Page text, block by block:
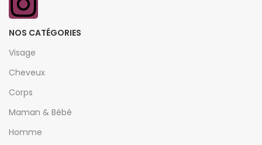
NOS CATÉGORIES
Visage
Cheveux
Corps
Maman & Bébé
Homme